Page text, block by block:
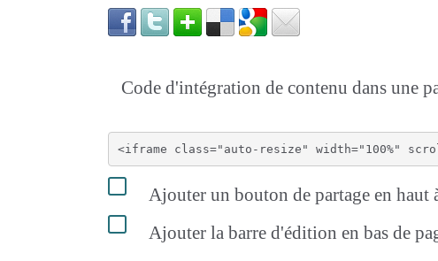
Code d'intégration de contenu dans une
Ajouter un bouton de partage en haut
Ajouter la barre d'édition en bas de